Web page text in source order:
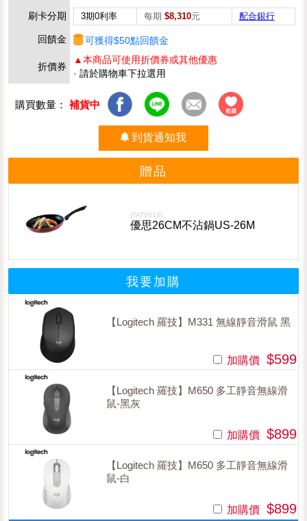
刷卡分期
3期0利率 每期 $8,310元 配合銀行
回饋金 可獲得$50點回饋金
折價券
▲本商品可使用折價券或其他優惠
· 請於購物車下拉選用
購買數量： 補貨中
到貨通知我
贈品
(TAT0014)
優思26CM不沾鍋US-26M
我要加購
【Logitech 羅技】M331 無線靜音滑鼠 黑
加購價 $599
【Logitech 羅技】M650 多工靜音無線滑
鼠-黑灰
加購價 $899
【Logitech 羅技】M650 多工靜音無線滑
鼠-白
加購價 $899